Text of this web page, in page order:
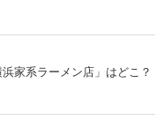
家系ラーメン店」はどこ？